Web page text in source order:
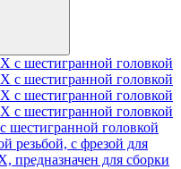
головкой
резьбой, с фрезой для
предназначен для сборки